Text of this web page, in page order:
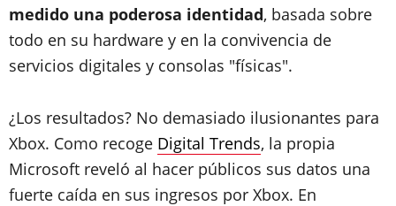
medido una poderosa identidad, basada sobre
todo en su hardware y en la convivencia de
servicios digitales y consolas "físicas".
¿Los resultados? No demasiado ilusionantes para
Xbox. Como recoge Digital Trends, la propia
Microsoft reveló al hacer públicos sus datos una
fuerte caída en sus ingresos por Xbox. En